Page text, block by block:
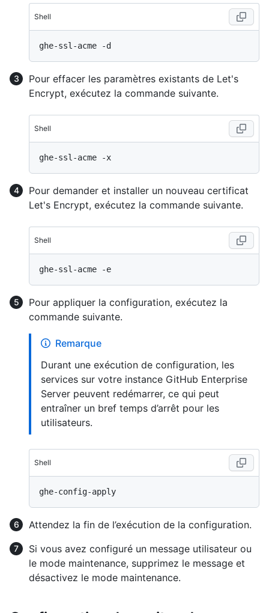
Shell
Pour effacer les paramètres existants de Let's
Encrypt, exécutez la commande suivante.
Shell
Pour demander et installer un nouveau certificat
Let's Encrypt, exécutez la commande suivante.
Shell
Pour appliquer la configuration, exécutez la
commande suivante.
Remarque
Durant une exécution de configuration, les
services sur votre instance GitHub Enterprise
Server peuvent redémarrer, ce qui peut
entraîner un bref temps d’arrêt pour les
utilisateurs.
Shell
Attendez la fin de l’exécution de la configuration.
Si vous avez configuré un message utilisateur ou
le mode maintenance, supprimez le message et
désactivez le mode maintenance.